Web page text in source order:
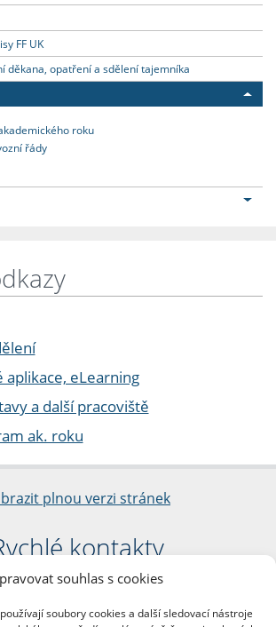
souhlas s cookies
soubory cookies a další sledovací nástroje
FF UK
děkana, opatření a sdělení tajemníka
roku
řády
aplikace, eLearning
a další pracoviště
ak. roku
plnou verzi stránek
kontakty
Filozofická fakulta
nám. Jana Palacha 1/2